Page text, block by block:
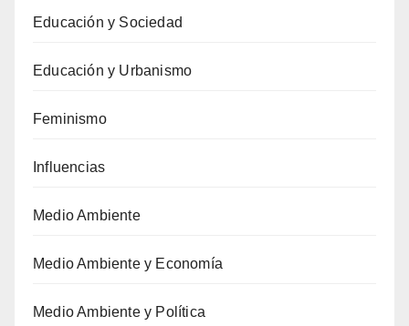
Educación y Sociedad
Educación y Urbanismo
Feminismo
Influencias
Medio Ambiente
Medio Ambiente y Economía
Medio Ambiente y Política